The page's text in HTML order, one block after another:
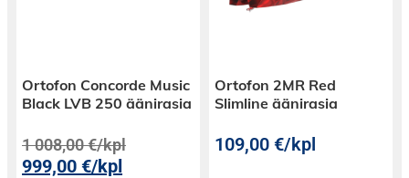
Ortofon Concorde Music
Black LVB 250 äänirasia
1 008,00€/kpl
999,00€/kpl
Ortofon 2MR Red
Slimline äänirasia
109,00€/kpl